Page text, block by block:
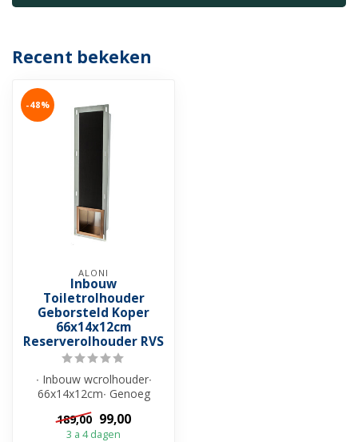
Recent bekeken
-48%
ALONI
Inbouw
Toiletrolhouder
Geborsteld Koper
66x14x12cm
Reserverolhouder RVS
∙ Inbouw wcrolhouder∙
66x14x12cm∙ Genoeg
ruimte voor 6 rollen ∙
Gemaakt van RVS ...
189,00 99,00
3 a 4 dagen